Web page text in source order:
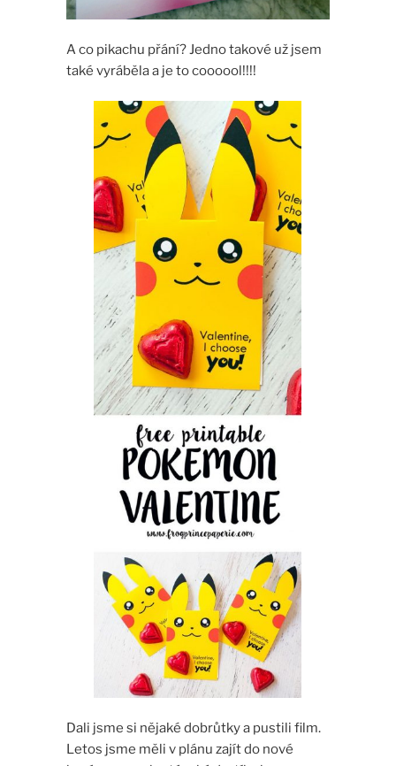
A co pikachu přání? Jedno takové už jsem
také vyráběla a je to coooool!!!!
Dali jsme si nějaké dobrůtky a pustili film.
Letos jsme měli v plánu zajít do nové